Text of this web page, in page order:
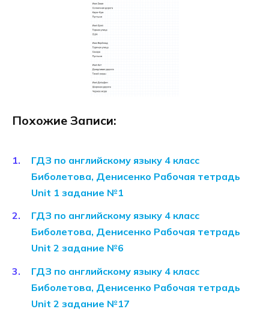
Похожие Записи:
ГДЗ по английскому языку 4 класс
Биболетова, Денисенко Рабочая тетрадь
Unit 1 задание №1
ГДЗ по английскому языку 4 класс
Биболетова, Денисенко Рабочая тетрадь
Unit 2 задание №6
ГДЗ по английскому языку 4 класс
Биболетова, Денисенко Рабочая тетрадь
Unit 2 задание №17